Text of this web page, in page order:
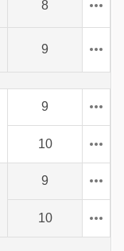
8
9
9
10
9
10